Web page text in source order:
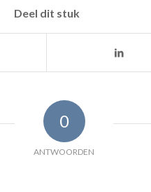
Deel dit stuk
0
ANTWOORDEN